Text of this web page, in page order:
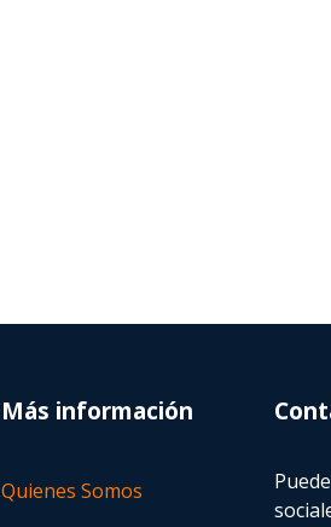
Más información
Quienes Somos